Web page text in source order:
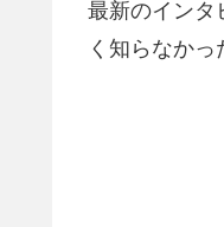
最新のインタ
く知らなかっ